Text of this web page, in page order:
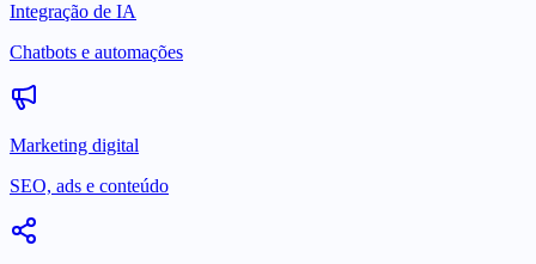
Integração de IA
Chatbots e automações
Marketing digital
SEO, ads e conteúdo